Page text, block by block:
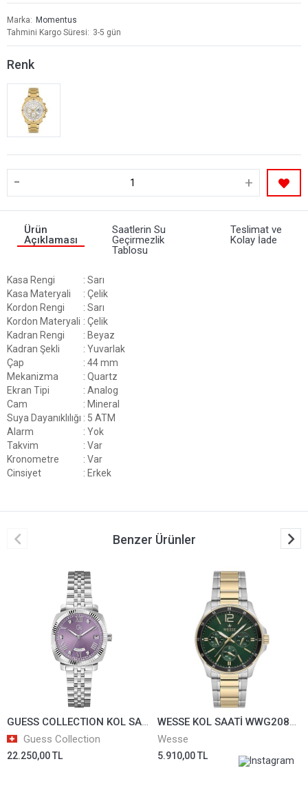
Marka
Momentus
Tahmini Kargo Süresi
3-5 gün
Renk
- +
Ürün
Açıklaması
Saatlerin Su
Geçirmezlik
Tablosu
Teslimat ve
Kolay İade
Kasa Rengi
: Sarı
Kasa Materyali
: Çelik
Kordon Rengi
: Sarı
Kordon Materyali : Çelik
Kadran Rengi
: Beyaz
Kadran Şekli
: Yuvarlak
Çap
: 44 mm
Mekanizma
: Quartz
Ekran Tipi
: Analog
Cam
: Mineral
Suya Dayanıklılığı : 5 ATM
Alarm
: Yok
Takvim
: Var
Kronometre
: Var
Cinsiyet
: Erkek
Benzer Ürünler
GUESS COLLECTION KOL SAATİ GCZ44005L3
Guess Collection
22.250,00 TL
WESSE KOL SAATİ WWG208805
Wesse
5.910,00 TL